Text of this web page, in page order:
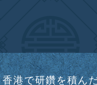
港で研鑽を積ん